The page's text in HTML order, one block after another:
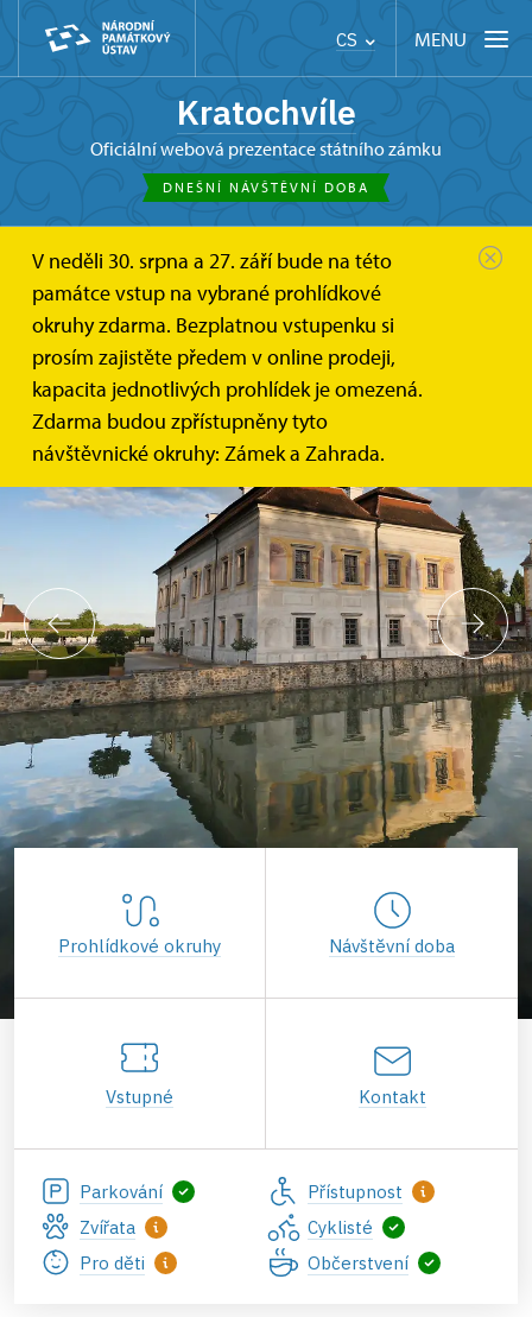
CS MENU
Kratochvíle
oficiální webová prezentace státního zámku
DNEŠNÍ NÁVŠTĚVNÍ DOBA
V neděli 30. srpna a 27. září bude na této
památce vstup na vybrané prohlídkové
okruhy zdarma. Bezplatnou vstupenku si
prosím zajistěte předem v online prodeji,
kapacita jednotlivých prohlídek je omezená.
Zdarma budou zpřístupněny tyto
návštěvnické okruhy: Zámek a Zahrada.
Prohlídkové okruhy Návštěvní doba
Vstupné Kontakt
Parkování
Přístupnost
Zvířata
Cyklisté
Pro děti
Občerstvení